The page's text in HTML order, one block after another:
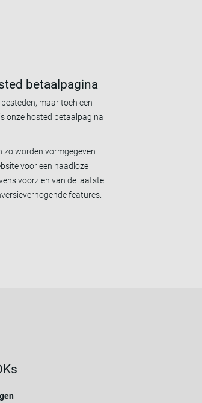
betaalpagina
maar toch een
onze hosted betaalpagina
zo worden vormgegeven
voor een naadloze
voorzien van de laatste
features.